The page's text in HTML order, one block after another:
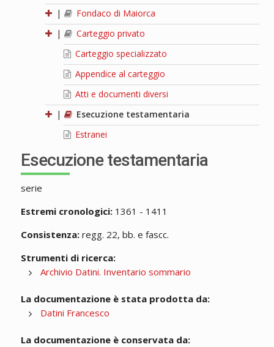
|
Fondaco di Maiorca
|
Carteggio privato
Carteggio specializzato
Appendice al carteggio
Atti e documenti diversi
|
Esecuzione testamentaria
Estranei
Esecuzione testamentaria
serie
Estremi cronologici:1361 - 1411
Consistenza:regg. 22, bb. e fascc.
Strumenti di ricerca:
Archivio Datini. Inventario sommario
La documentazione è stata prodotta da:
Datini Francesco
La documentazione è conservata da: